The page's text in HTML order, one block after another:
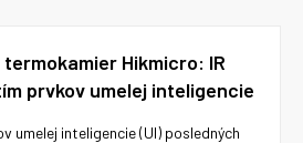
Hikmicro: IR
prvkov umelej inteligencie
umelej inteligencie (UI) posledných